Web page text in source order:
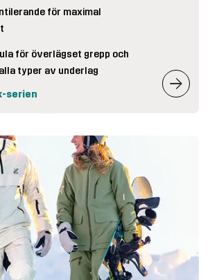
för maximal
för överlägset grepp och
typer av underlag
serien